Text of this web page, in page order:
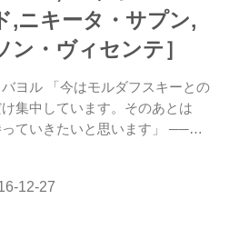
,ニキータ・サプン,
ン・ヴィセンテ］
ヨル 「今はモルダフスキーとの
集中しています。そのあとは
ていきたいと思います」 ──コ
ンは大変いいです。前回の試合か
んできました。その成果が木曜